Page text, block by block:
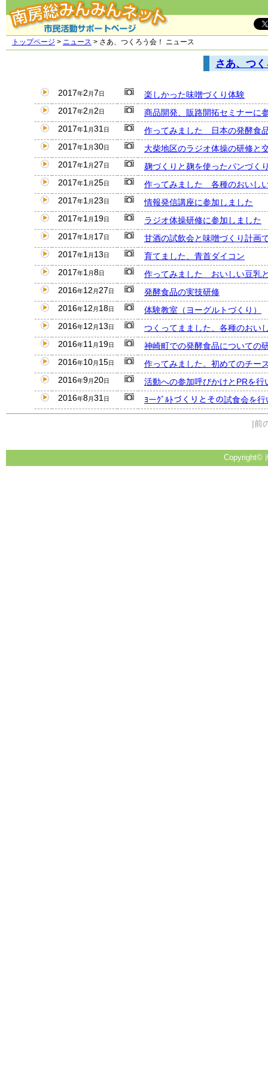
トップページ > ニュース > さあ、つくろう会！ ニュース
さあ、つ
2017年2 月7日
楽しかった味噌づくり体験
2017年2 月 2日
商品開発、販路開拓セミナーに
2017年1 月31 日
作ってみました 日本の発酵食
2017年1 月30日
大柴地区のラジオ体操の研修と
2017年1 月 27日
麹づくりと麹を使ったパンづく
2017年1 月 25日
作ってみました 各種のおいし
2017年1 月 23日
情報発信講座に参加しました
2017年1 月 19日
ラジオ体操研修に参加しました
2017年1 月 17日
甘酒の試飲会と味噌づくり計画
2017年1 月 13日
育てました、青首ダイコン
2017年1 月8日
作ってみました おいしい豆乳
2016年12 月 27日
発酵食品の実技研修
2016年12 月 18日
体験教室（ヨーグルトづくり）
2016年12 月 13日
つくってまました、各種のおい
2016年11 月 19日
神崎町での発酵食品についての
2016年10月 15日
作ってみました。初めてのチー
2016年9月 20日
活動への参加呼びかけとPRを行
2016年8月31 日 ﾖーｸﾞﾙﾄづくりとその試食会を
|前
Copyright©